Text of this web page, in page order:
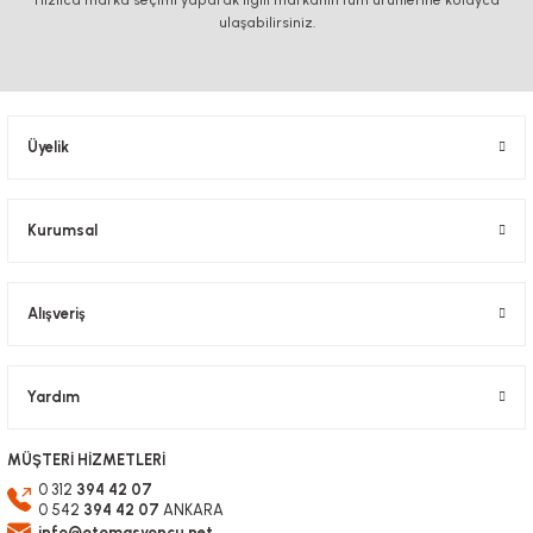
Görüş ve önerileriniz için teşekkür ederiz.
ulaşabilirsiniz.
Üyelik
Kurumsal
Alışveriş
Yardım
MÜŞTERİ HİZMETLERİ
0 312 394 42 07
0 542 394 42 07 ANKARA